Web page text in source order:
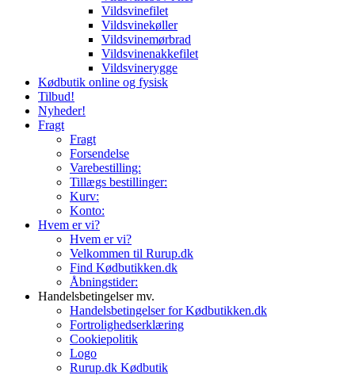
Vildsvinefilet
Vildsvinekøller
Vildsvinemørbrad
Vildsvinenakkefilet
Vildsvinerygge
Kødbutik online og fysisk
Tilbud!
Nyheder!
Fragt
Fragt
Forsendelse
Varebestilling:
Tillægs bestillinger:
Kurv:
Konto:
Hvem er vi?
Hvem er vi?
Velkommen til Rurup.dk
Find Kødbutikken.dk
Åbningstider:
Handelsbetingelser mv.
Handelsbetingelser for Kødbutikken.dk
Fortrolighedserklæring
Cookiepolitik
Logo
Rurup.dk Kødbutik